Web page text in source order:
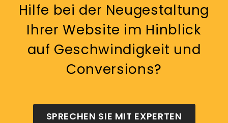
Hilfe bei der Neugestaltung
Ihrer Website im Hinblick
auf Geschwindigkeit und
Conversions?
SPRECHEN SIE MIT EXPERTEN